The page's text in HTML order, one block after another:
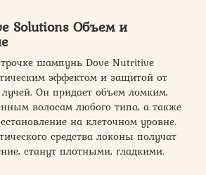
Solutions Объем и
шампунь Dove Nutritive
эффектом и защитой от
Он придает объем ломким,
волосам любого типа, а также
на клеточном уровне.
средства локоны получат
станут плотными, гладкими.